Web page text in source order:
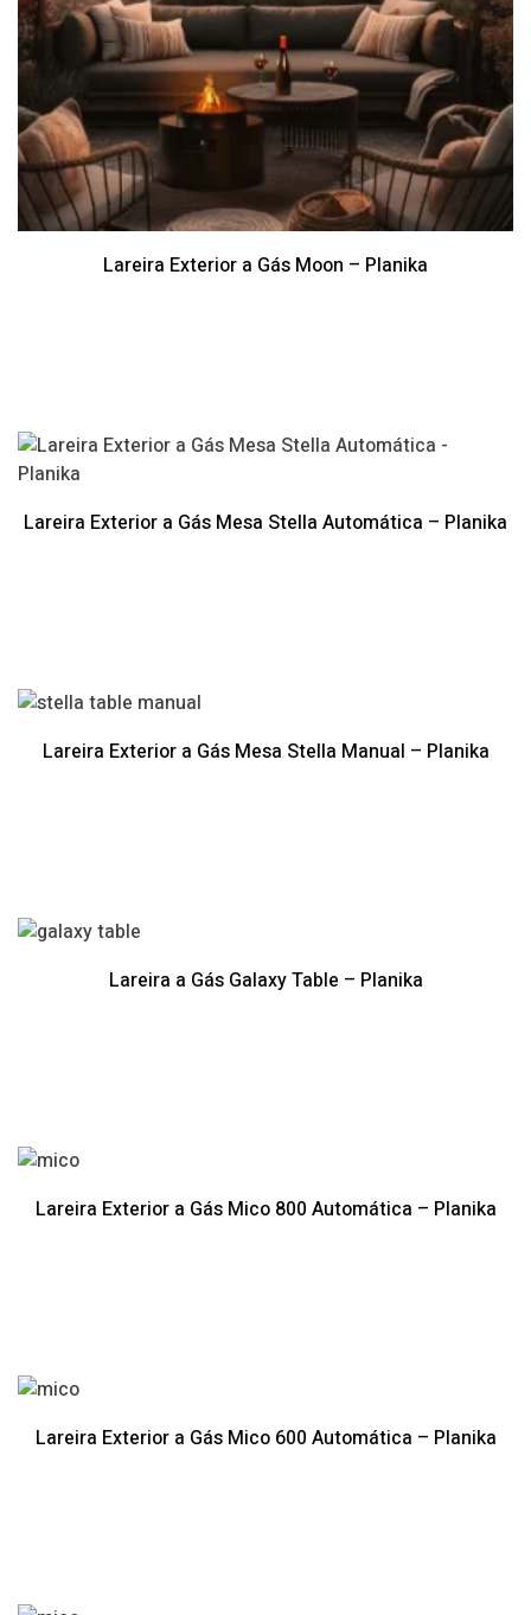
Lareira Exterior a Gás Moon – Planika
Lareira Exterior a Gás Mesa Stella Automática – Planika
Lareira Exterior a Gás Mesa Stella Manual – Planika
Lareira a Gás Galaxy Table – Planika
Lareira Exterior a Gás Mico 800 Automática – Planika
Lareira Exterior a Gás Mico 600 Automática – Planika